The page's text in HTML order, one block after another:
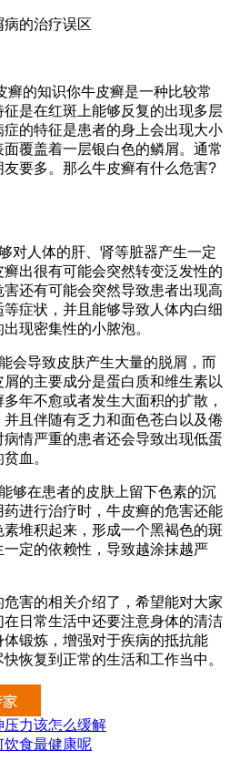
的知识你牛皮癣是一种比较常
是在红斑上能够反复的出现多层
的特征是患者的身上会出现大小
覆盖着一层银白色的鳞屑。通常
要多。那么牛皮癣有什么危害?
人体的肝、肾等脏器产生一定
出很有可能会突然转变泛发性的
还有可能会突然导致患者出现高
症状，并且能够导致人体内白细
现密集性的小脓泡。
导致皮肤产生大量的脱屑，而
的主要成分是蛋白质和维生素以
年不愈或者发生大面积的扩散，
且伴随有乏力和面色苍白以及倦
情严重的患者还会导致出现低蛋
血。
在患者的皮肤上留下色素的沉
进行治疗时，牛皮癣的危害还能
堆积起来，形成一个黑褐色的斑
定的依赖性，导致越涂抹越严
害的相关介绍了，希望能对大家
日常生活中还要注意身体的清洁
锻炼，增强对于疾病的抵抗能
恢复到正常的生活和工作当中。
力该怎么缓解
饮食最健康呢